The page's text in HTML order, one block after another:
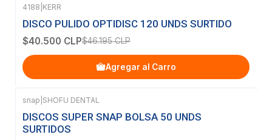
-12%OFF
4188 KERR
DISCO PULIDO OPTIDISC 120 UNDS SURTIDO
$40.500 CLP$46.195 CLP
Agregar al Carro
Agotado
snap SHOFU DENTAL
DISCOS SUPER SNAP BOLSA 50 UNDS
SURTIDOS